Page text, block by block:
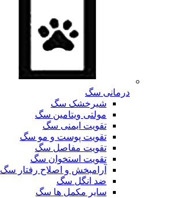
درمانی سگ
شیرخشک سگ
مولتی ویتامین سگ
تقویت ایمنی سگ
تقویت پوست و مو سگ
تقویت مفاصل سگ
تقویت استخوان سگ
آرامبخش و اصلاح رفتار سگ
ضد انگل سگ
سایر مکمل ها سگ